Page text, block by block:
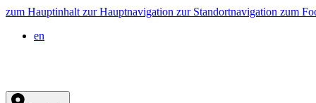
zum Hauptinhalt zur Hauptnavigation zur Standortnavigation zum
en